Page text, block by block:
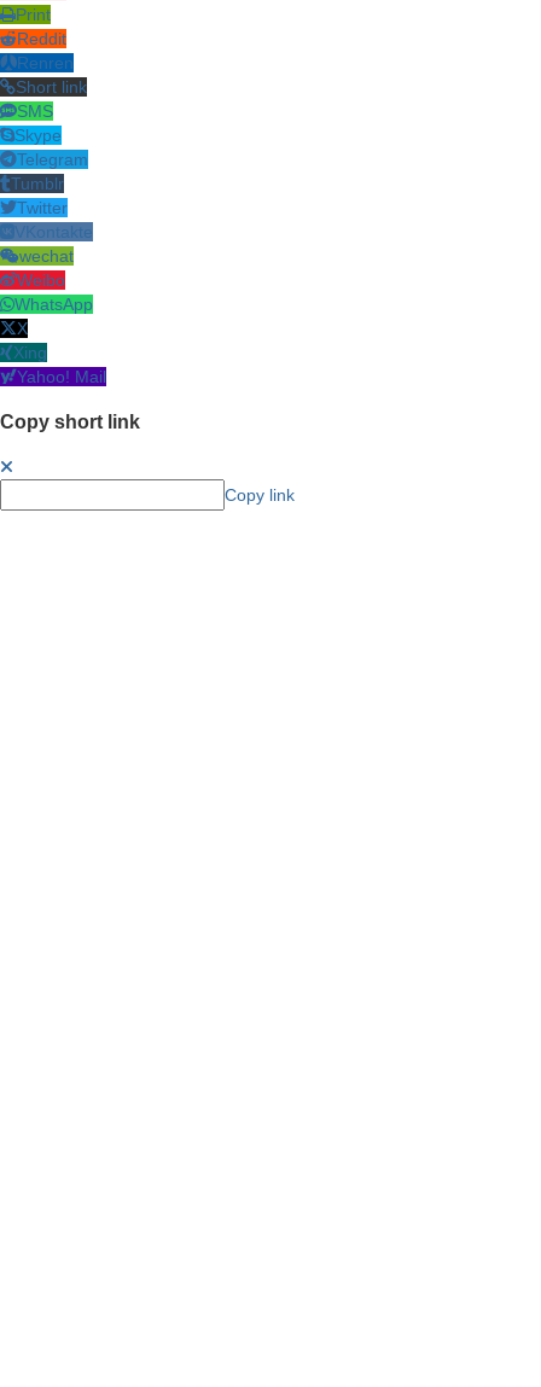
Print
Reddit
Renren
Short link
SMS
Skype
Telegram
Tumblr
Twitter
VKontakte
wechat
Weibo
WhatsApp
X
Xing
Yahoo! Mail
Copy short link
Copy link